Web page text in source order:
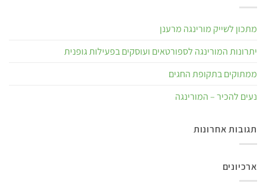
מתכון לשייק מורינגה מרענן
יתרונות המורינגה לספורטאים ועוסקים בפעילות גופנית
ממתוקים בתקופת החגים
נעים להכיר – המורינגה
תגובות אחרונות
ארכיונים